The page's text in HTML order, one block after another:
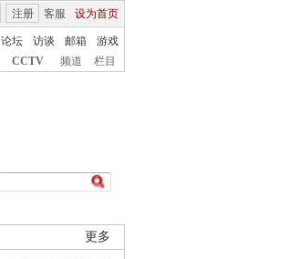
客服 设为首页
注册
论坛 访谈 邮箱
游戏
CCTV 频道 栏目
更多